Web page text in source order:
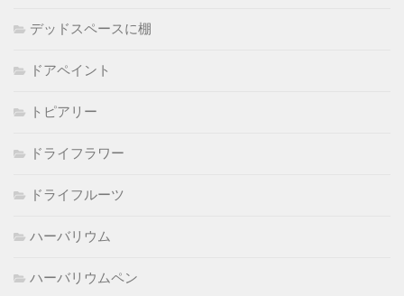
デッドスペースに棚
ドアペイント
トピアリー
ドライフラワー
ドライフルーツ
ハーバリウム
ハーバリウムペン